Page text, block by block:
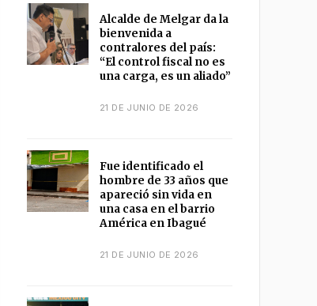
Alcalde de Melgar da la
bienvenida a
contralores del país:
“El control fiscal no es
una carga, es un aliado”
21 DE JUNIO DE 2026
Fue identificado el
hombre de 33 años que
apareció sin vida en
una casa en el barrio
América en Ibagué
21 DE JUNIO DE 2026